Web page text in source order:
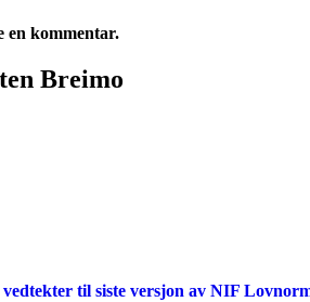
en kommentar.
Breimo
til siste versjon av NIF